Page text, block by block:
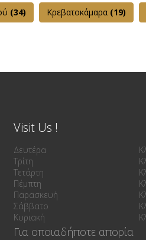
(34) Κρεβατοκάμαρα (19)
Visit Us !
Δευτέρα
Τρίτη
Τετάρτη
Πέμπτη
Παρασκευή
Σάββατο
Κυριακή
Για οποιαδήποτε απορία